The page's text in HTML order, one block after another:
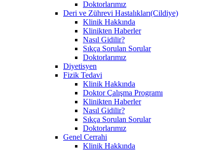
Doktorlarımız
Deri ve Zührevi Hastalıkları(Cildiye)
Klinik Hakkında
Klinikten Haberler
Nasıl Gidilir?
Sıkça Sorulan Sorular
Doktorlarımız
Diyetisyen
Fizik Tedavi
Klinik Hakkında
Doktor Çalışma Programı
Klinikten Haberler
Nasıl Gidilir?
Sıkça Sorulan Sorular
Doktorlarımız
Genel Cerrahi
Klinik Hakkında